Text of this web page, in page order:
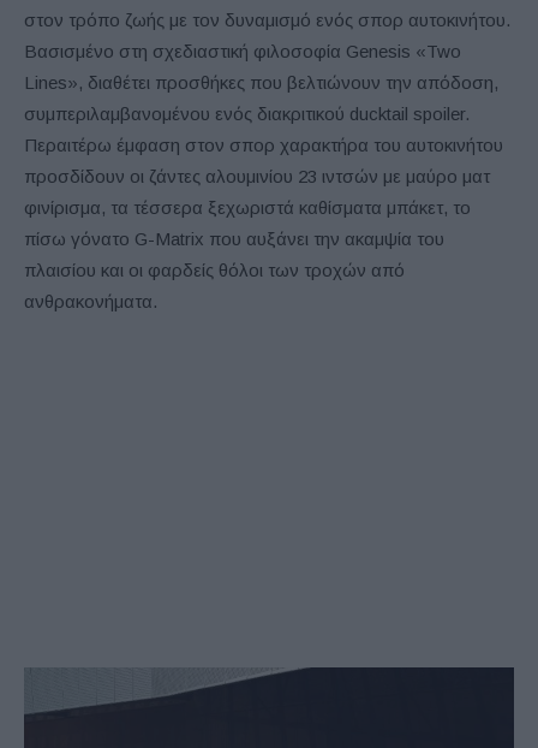
στον τρόπο ζωής με τον δυναμισμό ενός σπορ αυτοκινήτου.
Βασισμένο στη σχεδιαστική φιλοσοφία Genesis «Two
Lines», διαθέτει προσθήκες που βελτιώνουν την απόδοση,
συμπεριλαμβανομένου ενός διακριτικού ducktail spoiler.
Περαιτέρω έμφαση στον σπορ χαρακτήρα του αυτοκινήτου
προσδίδουν οι ζάντες αλουμινίου 23 ιντσών με μαύρο ματ
φινίρισμα, τα τέσσερα ξεχωριστά καθίσματα μπάκετ, το
πίσω γόνατο G-Matrix που αυξάνει την ακαμψία του
πλαισίου και οι φαρδείς θόλοι των τροχών από
ανθρακονήματα.